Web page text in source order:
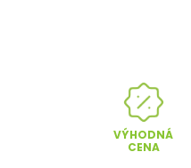
VÝHODNÁ
CENA